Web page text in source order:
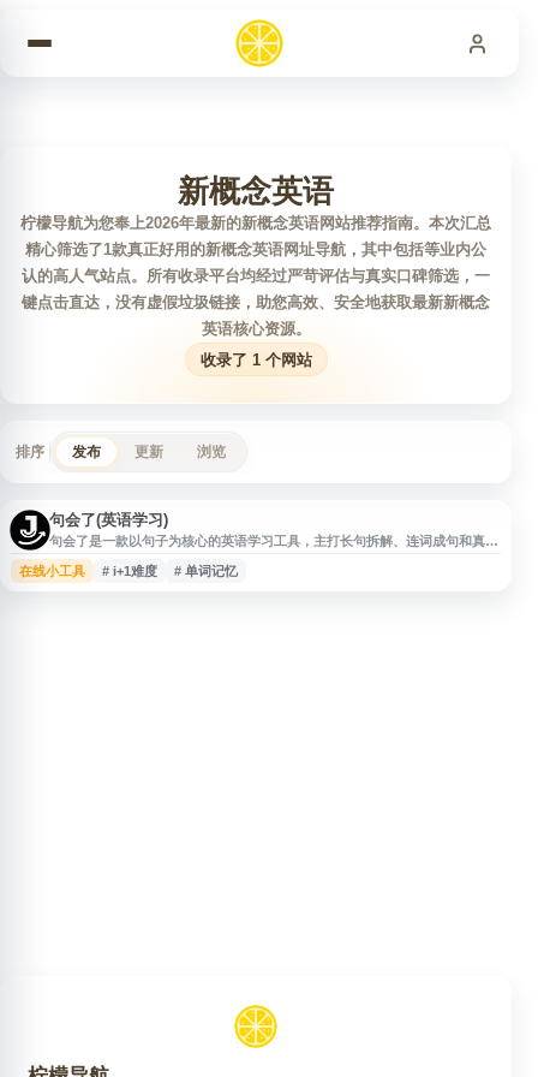
新概念英语
柠檬导航为您奉上2026年最新的新概念英语网站推荐指南。本次汇总
精心筛选了1款真正好用的新概念英语网址导航，其中包括等业内公
认的高人气站点。所有收录平台均经过严苛评估与真实口碑筛选，一
键点击直达，没有虚假垃圾链接，助您高效、安全地获取最新新概念
英语核心资源。
收录了 1 个网站
排序 发布 更新 浏览
句会了(英语学习)
句会了是一款以句子为核心的英语学习工具，主打长句拆解、连词成句和真实
语境练习，帮助用户在理解句子结构的同时积累词汇与表达。网站采用 i+1 难
度递进、即时反馈和闯关式学习方式，适合日常英语自学、单词记忆、口语练
在线小工具 # i+1难度 # 单词记忆